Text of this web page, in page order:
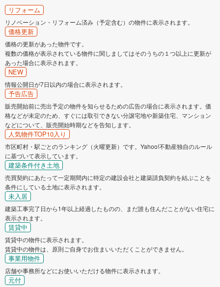
リフォーム
リノベーション・リフォーム済み（予定含む）の物件に表示されます。
価格更新
価格の更新があった物件です。
複数の価格が表示されている物件に関しましてはそのうちの１つ以上に更新が
あった場合に表示されます。
NEW
情報公開日が7日以内の場合に表示されます。
予告広告
販売開始前に売出予定の物件を知らせるための広告の場合に表示されます。価
格などが未定のため、すぐには取引できない分譲宅地や新築住宅、マンション
などについて、販売開始時期などを告知します。
人気物件TOP10入り
市区町村・駅ごとのランキング（火曜更新）です。Yahoo!不動産独自のルール
に基づいて表示しています。
建築条件付き土地
売買契約にあたって一定期間内に特定の建設会社と建築請負契約を結ぶことを
条件にしている土地に表示されます。
未入居
建築工事完了日から1年以上経過したものの、まだ誰も住んだことがない住宅に
表示されます。
賃貸中
賃貸中の物件に表示されます。
賃貸中の物件は、原則ご自身でお住まいいただくことができません。
事業用物件
店舗や事務所などにお使いいただける物件に表示されます。
元付